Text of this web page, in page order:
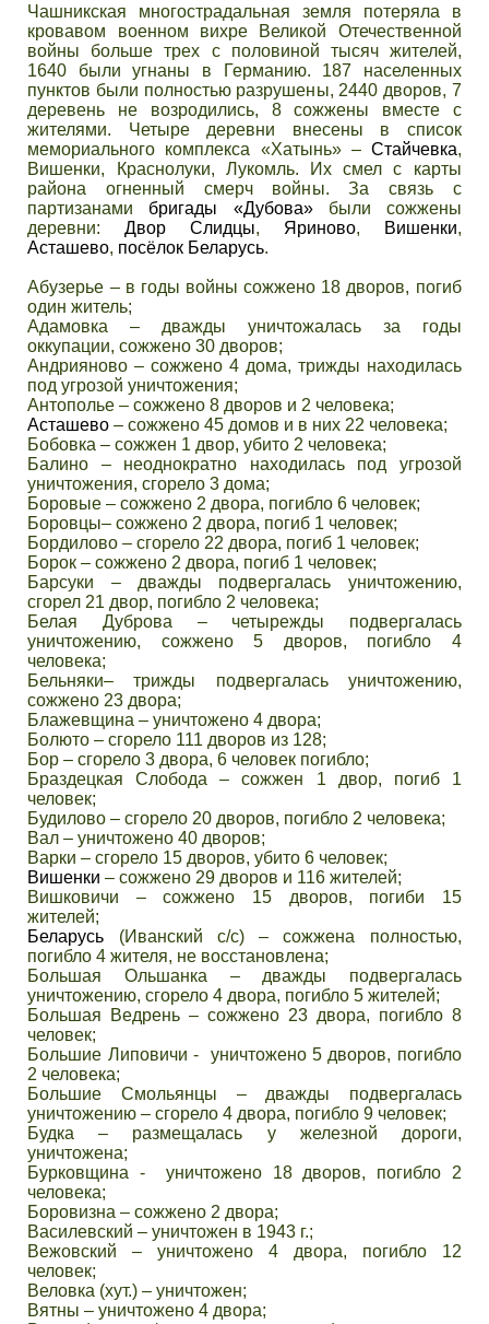
Чашникская многострадальная земля потеряла в
кровавом военном вихре Великой Отечественной
войны больше трех с половиной тысяч жителей,
1640 были угнаны в Германию. 187 населенных
пунктов были полностью разрушены, 2440 дворов, 7
деревень не возродились, 8 сожжены вместе с
жителями. Четыре деревни внесены в список
мемориального комплекса «Хатынь» – Стайчевка,
Вишенки, Краснолуки, Лукомль. Их смел с карты
района огненный смерч войны. За связь с
партизанами бригады «Дубова»были сожжены
деревни:Двор Слидцы, Яриново, Вишенки,
Асташево, посёлок Беларусь.
Абузерье – в годы войны сожжено 18 дворов, погиб
один житель;
Адамовка – дважды уничтожалась за годы
оккупации, сожжено 30 дворов;
Андрияново – сожжено 4 дома, трижды находилась
под угрозой уничтожения;
Антополье – сожжено 8 дворов и 2 человека;
Асташево – сожжено 45 домов и в них 22 человека;
Бобовка – сожжен 1 двор, убито 2 человека;
Балино – неоднократно находилась под угрозой
уничтожения, сгорело 3 дома;
Боровые – сожжено 2 двора, погибло 6 человек;
Боровцы– сожжено 2 двора, погиб 1 человек;
Бордилово – сгорело 22 двора, погиб 1 человек;
Борок – сожжено 2 двора, погиб 1 человек;
Барсуки – дважды подвергалась уничтожению,
сгорел 21 двор, погибло 2 человека;
Белая Дуброва – четырежды подвергалась
уничтожению, сожжено 5 дворов, погибло 4
человека;
Бельняки– трижды подвергалась уничтожению,
сожжено 23 двора;
Блажевщина – уничтожено 4 двора;
Болюто – сгорело 111 дворов из 128;
Бор – сгорело 3 двора, 6 человек погибло;
Браздецкая Слобода – сожжен 1 двор, погиб 1
человек;
Будилово – сгорело 20 дворов, погибло 2 человека;
Вал – уничтожено 40 дворов;
Варки – сгорело 15 дворов, убито 6 человек;
Вишенки – сожжено 29 дворов и 116 жителей;
Вишковичи – сожжено 15 дворов, погиби 15
жителей;
Беларусь (Иванский с/с) – сожжена полностью,
погибло 4 жителя, не восстановлена;
Большая Ольшанка – дважды подвергалась
уничтожению, сгорело 4 двора, погибло 5 жителей;
Большая Ведрень – сожжено 23 двора, погибло 8
человек;
Большие Липовичи - уничтожено 5 дворов, погибло
2 человека;
Большие Смольянцы – дважды подвергалась
уничтожению – сгорело 4 двора, погибло 9 человек;
Будка – размещалась у железной дороги,
уничтожена;
Бурковщина - уничтожено 18 дворов, погибло 2
человека;
Боровизна – сожжено 2 двора;
Василевский – уничтожен в 1943 г.;
Вежовский – уничтожено 4 двора, погибло 12
человек;
Веловка (хут.) – уничтожен;
Вятны – уничтожено 4 двора;